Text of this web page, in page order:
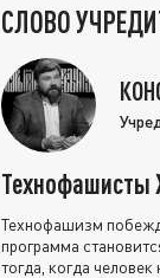
СЛОВО
Технофашисты
Технофашизм
программа
тогда, когда